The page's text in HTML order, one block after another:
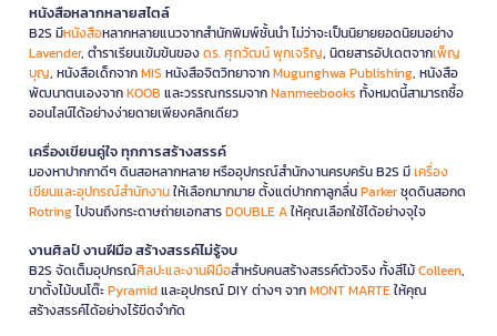
หนังสือหลากหลายสไตล์
B2S มีหนังสือหลากหลายแนวจากสำนักพิมพ์ชั้นนำ ไม่ว่าจะเป็นนิยายยอดนิยมอย่าง
Lavender, ตำราเรียนเข้มข้นของดร. ศุภวัฒน์ พุกเจริญ, นิตยสารอัปเดตจากเพ็ญ
บุญ, หนังสือเด็กจากMIS หนังสือจิตวิทยาจากMugunghwa Publishing, หนังสือ
พัฒนาตนเองจากKOOB และวรรณกรรมจากNanmeebooks ทั้งหมดนี้สามารถซื้อ
ออนไลน์ได้อย่างง่ายดายเพียงคลิกเดียว
เครื่องเขียนคู่ใจ ทุกการสร้างสรรค์
มองหาปากกาดีๆ ดินสอหลากหลาย หรืออุปกรณ์สำนักงานครบครัน B2S มีเครื่อง
เขียนและอุปกรณ์สำนักงานให้เลือกมากมาย ตั้งแต่ปากกาลูกลื่นParkerชุดดินสอกด
Rotringไปจนถึงกระดาษถ่ายเอกสารDOUBLE Aให้คุณเลือกใช้ได้อย่างจุใจ
งานศิลป์ งานฝีมือ สร้างสรรค์ไม่รู้จบ
B2S จัดเต็มอุปกรณ์ศิลปะและงานฝีมือสำหรับคนสร้างสรรค์ตัวจริง ทั้งสีไม้Colleen,
ขาตั้งไม้บนโต๊ะPyramidและอุปกรณ์ DIY ต่างๆ จากMONT MARTEให้คุณ
สร้างสรรค์ได้อย่างไร้ขีดจำกัด